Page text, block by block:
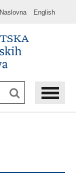
Naslovna English